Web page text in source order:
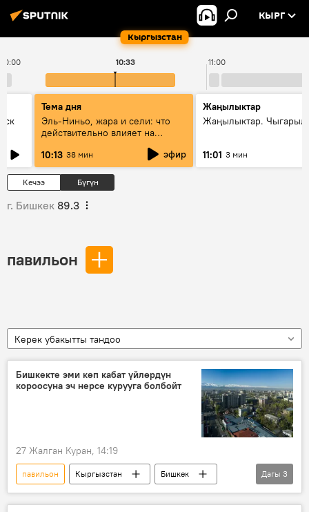
Кыргызстан
КЫРГ
10:00 11:00
10:33
Тема дня
Эль-Ниньо, жара и сели: что
действительно влияет на
10:13 38 мин эфир
Жаңылыктар
Жаңылыктар.
11:01 3 мин
Кечээ Бүгүн
г. Бишкек 89.3
павильон
Керек убакытты тандоо
Бишкекте эми көп кабат үйлөрдүн
короосуна эч нерсе курууга болбойт
27 Жалган Куран, 14:19
павильон Кыргызстан
Бишкек
курулуш
короо гараж
Дагы 3